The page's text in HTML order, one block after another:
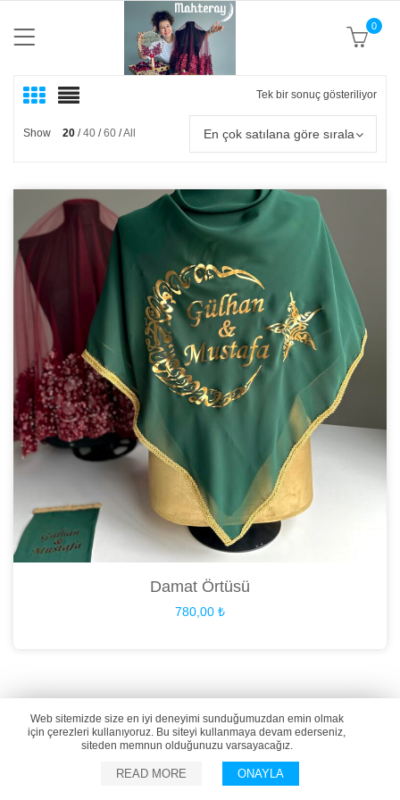
0
Tek bir sonuç gösteriliyor
Show 20 40 60 All En çok satılana göre sırala
Damat Örtüsü
780,00 ₺
Web sitemizde size en iyi deneyimi sunduğumuzdan emin olmak
için çerezleri kullanıyoruz. Bu siteyi kullanmaya devam ederseniz,
siteden memnun olduğunuzu varsayacağız.
READ MORE ONAYLA